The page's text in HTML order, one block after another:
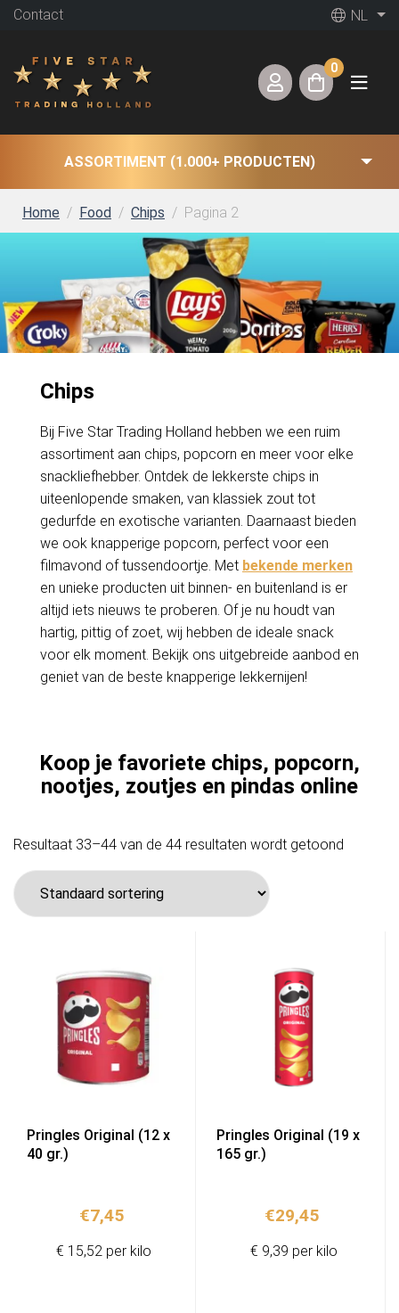
Contact NL
0
ASSORTIMENT (1.000+ PRODUCTEN)
Home Food Chips Pagina 2
Chips
Bij Five Star Trading Holland hebben we een ruim
assortiment aan chips, popcorn en meer voor elke
snackliefhebber. Ontdek de lekkerste chips in
uiteenlopende smaken, van klassiek zout tot
gedurfde en exotische varianten. Daarnaast bieden
we ook knapperige popcorn, perfect voor een
filmavond of tussendoortje. Met bekende merken
en unieke producten uit binnen- en buitenland is er
altijd iets nieuws te proberen. Of je nu houdt van
hartig, pittig of zoet, wij hebben de ideale snack
voor elk moment. Bekijk ons uitgebreide aanbod en
geniet van de beste knapperige lekkernijen!
Koop je favoriete chips, popcorn,
nootjes, zoutjes en pindas online
Resultaat 33–44 van de 44 resultaten wordt getoond
Pringles Original (12 x
40 gr.)
€7,45
€ 15,52 per kilo
Pringles Original (19 x
165 gr.)
€29,45
€ 9,39 per kilo